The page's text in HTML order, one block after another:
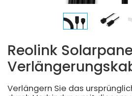
Reolink
Verlängern Sie das